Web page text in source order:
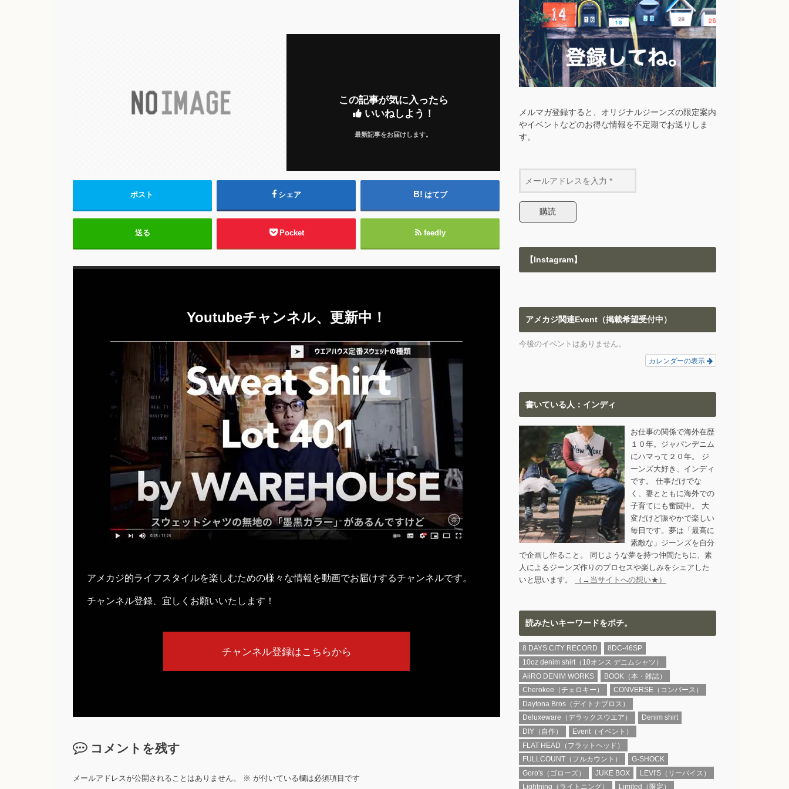
この記事が気に入ったら
いいねしよう！
最新記事をお届けします。
ポスト シェア はてブ
送る Pocket feedly
Youtubeチャンネル、更新中！
アメカジ的ライフスタイルを楽しむための様々な情報を動画でお届けするチャンネルです。
チャンネル登録、宜しくお願いいたします！
チャンネル登録はこちらから
コメントを残す
メールアドレスが公開されることはありません。 ※ が付いている欄は必須項目です
メルマガ登録すると、オリジナルジーンズの限定案内
やイベントなどのお得な情報を不定期でお送りしま
す。
【Instagram】
アメカジ関連Event（掲載希望受付中）
今後のイベントはありません。
カレンダーの表示
書いている人：インディ
お仕事の関係で海外在歴
１０年。ジャパンデニム
にハマって２０年。 ジ
ーンズ大好き、インディ
です。 仕事だけでな
く、妻とともに海外での
子育てにも奮闘中。 大
変だけど賑やかで楽しい
毎日です。夢は「最高に
素敵な」ジーンズを自分
で企画し作ること。 同じような夢を持つ仲間たちに、素
人によるジーンズ作りのプロセスや楽しみをシェアした
いと思います。
（→当サイトへの想い★）
読みたいキーワードをポチ。
8 DAYS CITY RECORD
8DC-46SP
10oz denim shirt（10オンス デニムシャツ）
AiiRO DENIM WORKS
BOOK（本・雑誌）
Cherokee（チェロキー）
CONVERSE（コンバース）
Daytona Bros（デイトナブロス）
Deluxeware（デラックスウエア）
Denim shirt
DIY（自作）
Event（イベント）
FLAT HEAD（フラットヘッド）
FULLCOUNT（フルカウント）
G-SHOCK
Goro's（ゴローズ）
JUKE BOX
LEVI'S（リーバイス）
Lightning（ライトニング）
Limited（限定）